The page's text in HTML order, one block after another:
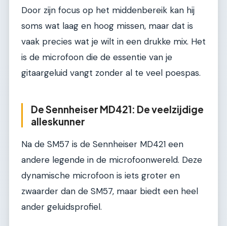
Door zijn focus op het middenbereik kan hij
soms wat laag en hoog missen, maar dat is
vaak precies wat je wilt in een drukke mix. Het
is de microfoon die de essentie van je
gitaargeluid vangt zonder al te veel poespas.
De Sennheiser MD421: De veelzijdige
alleskunner
Na de SM57 is de Sennheiser MD421 een
andere legende in de microfoonwereld. Deze
dynamische microfoon is iets groter en
zwaarder dan de SM57, maar biedt een heel
ander geluidsprofiel.